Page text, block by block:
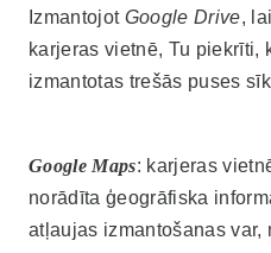
Izmantojot Google Drive,
karjeras vietnē, Tu piekrīti,
izmantotas trešās puses
Google Maps: karjeras
norādīta ģeogrāfiska
atļaujas izmantošanas var,